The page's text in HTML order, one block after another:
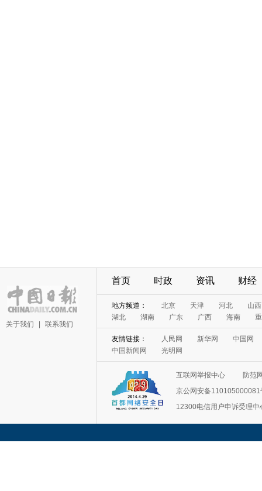
关于我们 联系我们
首页 时政 资讯 财经
地方频道： 北京 天津 河北
山西
湖北
湖南 广东 广西 海南
友情链接： 人民网 新华网
中国网
中国新闻网
光明网
互联网举报中心
防范
京公网安备110105000081
12300电信用户申诉受理中